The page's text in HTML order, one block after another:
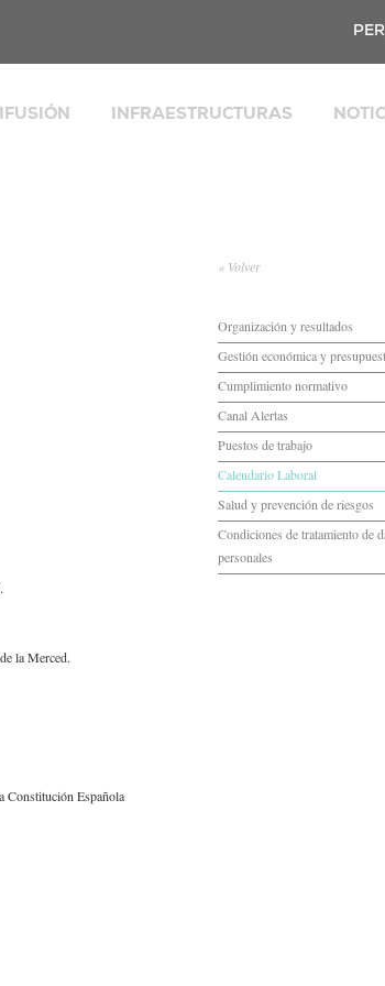
Twitter
INFRAESTRUCTURAS
Espacios de formación
Valoración y sugerencias
« Volver
Organización y resultados
Gestión económica y
Cumplimiento normativo
Canal Alertas
Puestos de trabajo
Calendario Laboral
Salud y prevención de riesgos
Condiciones de tratamiento de
personales
la Merced.
Constitución Española